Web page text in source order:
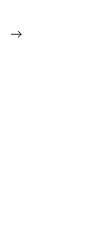
→